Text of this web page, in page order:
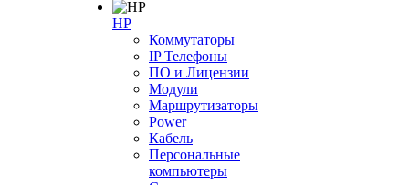
HP
Коммутаторы
IP Телефоны
ПО и Лицензии
Модули
Маршрутизаторы
Power
Кабель
Персональные
компьютеры